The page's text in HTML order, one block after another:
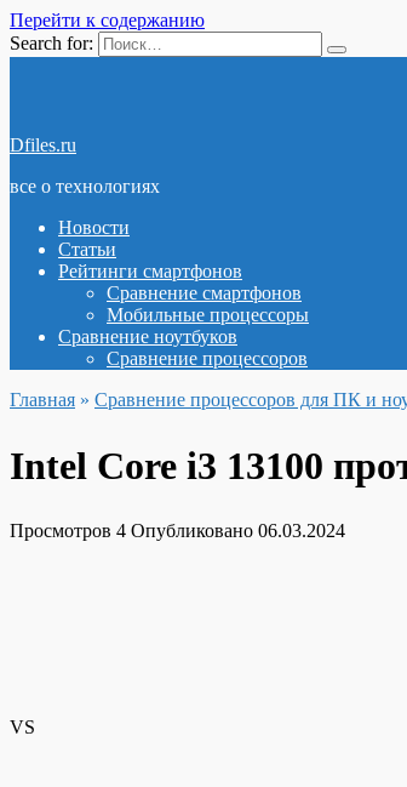
Перейти к содержанию
Search for:
Dfiles.ru
все о технологиях
Новости
Статьи
Рейтинги смартфонов
Сравнение смартфонов
Мобильные процессоры
Сравнение ноутбуков
Сравнение процессоров
Главная » Сравнение процессоров для ПК и
Intel Core i3 13100
Просмотров 4 Опубликовано 06.03.2024
VS